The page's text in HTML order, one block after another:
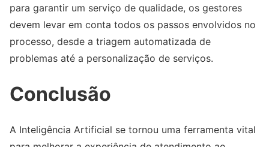
para garantir um serviço de qualidade, os gestores
devem levar em conta todos os passos envolvidos no
processo, desde a triagem automatizada de
problemas até a personalização de serviços.
Conclusão
A Inteligência Artificial se tornou uma ferramenta vital